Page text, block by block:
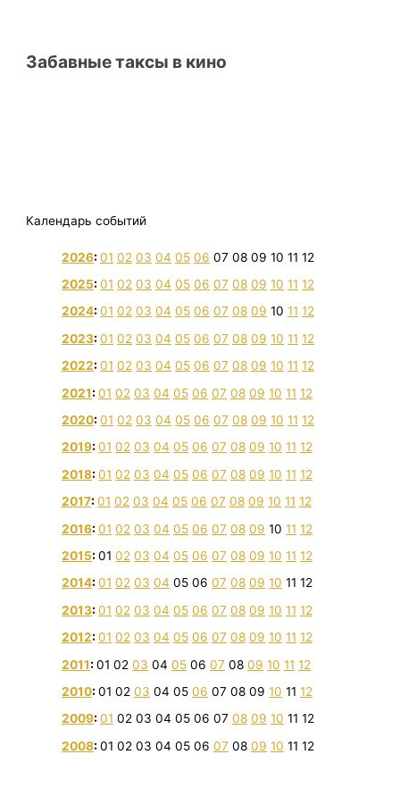
Забавные таксы в кино
Календарь событий
2026:01 02 03 04 05 06 07 08 09 10 11 12
2025:01 02 03 04 05 06 07 08 09 10 11 12
2024:01 02 03 04 05 06 07 08 09 10 11 12
2023:01 02 03 04 05 06 07 08 09 10 11 12
2022:01 02 03 04 05 06 07 08 09 10 11 12
2021:01 02 03 04 05 06 07 08 09 10 11 12
2020:01 02 03 04 05 06 07 08 09 10 11 12
2019:01 02 03 04 05 06 07 08 09 10 11 12
2018:01 02 03 04 05 06 07 08 09 10 11 12
2017:01 02 03 04 05 06 07 08 09 10 11 12
2016:01 02 03 04 05 06 07 08 09 10 11 12
2015:01 02 03 04 05 06 07 08 09 10 11 12
2014:01 02 03 04 05 06 07 08 09 10 11 12
2013:01 02 03 04 05 06 07 08 09 10 11 12
2012:01 02 03 04 05 06 07 08 09 10 11 12
2011:01 02 03 04 05 06 07 08 09 10 11 12
2010:01 02 03 04 05 06 07 08 09 10 11 12
2009:01 02 03 04 05 06 07 08 09 10 11 12
2008:01 02 03 04 05 06 07 08 09 10 11 12